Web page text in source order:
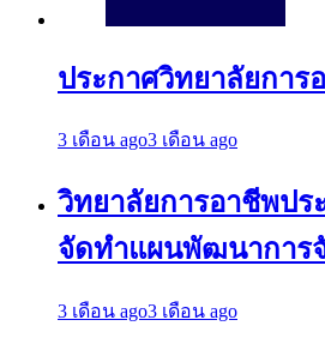
ประกาศวิทยาลัยการ
3 เดือน ago3 เดือน ago
วิทยาลัยการอาชีพปร
จัดทำแผนพัฒนาการ
3 เดือน ago3 เดือน ago